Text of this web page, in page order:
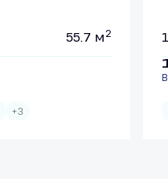
55.7 м 2
+3